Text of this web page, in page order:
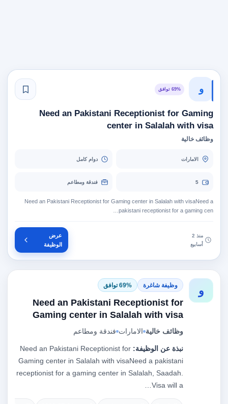
و 69% توافق
Need an Pakistani Receptionist for Gaming
center in Salalah with visa
وظائف خالية
الامارات دوام كامل
5 فندقة ومطاعم
Need an Pakistani Receptionist for Gaming center in Salalah with visaNeed a
pakistani receptionist for a gaming cen…
منذ 2
أسابيع
عرض
الوظيفة
و وظيفة شاغرة 69% توافق
Need an Pakistani Receptionist for
Gaming center in Salalah with visa
وظائف خالية الامارات فندقة ومطاعم
نبذة عن الوظيفة: Need an Pakistani Receptionist for
Gaming center in Salalah with visaNeed a pakistani
receptionist for a gaming center in Salalah, Saadah.
Visa will a…